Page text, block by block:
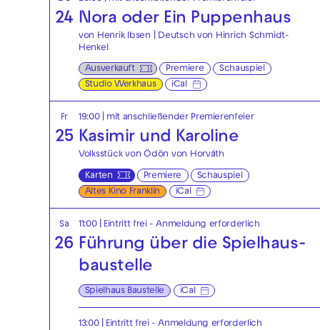
24 Nora oder Ein Puppenhaus
von Henrik Ibsen | Deutsch von Hinrich Schmidt-
Henkel
Ausverkauft Premiere
Schauspiel
Studio Werkhaus
iCal
Fr
25
19:00 | mit anschließender Premierenfeier
Kasimir und Karoline
Volksstück von Ödön von Horváth
Karten Premiere
Schauspiel
Altes Kino Franklin
iCal
Sa
26
11:00| Eintritt frei - Anmeldung erforderlich
Führung über die Spielhaus­
baustelle
Spielhaus Baustelle iCal
13:00| Eintritt frei - Anmeldung erforderlich